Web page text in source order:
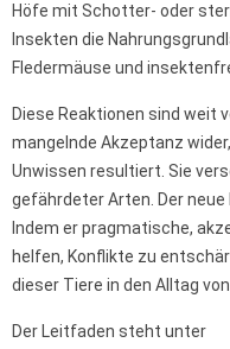
Höfe mit Schotter- oder
Insekten die
Fledermäuse und
Diese Reaktionen sind weit
mangelnde Akzeptanz
Unwissen resultiert. Sie
gefährdeter Arten. Der
Indem er pragmatische,
helfen, Konflikte zu
dieser Tiere in den Alltag
Der Leitfaden steht unter